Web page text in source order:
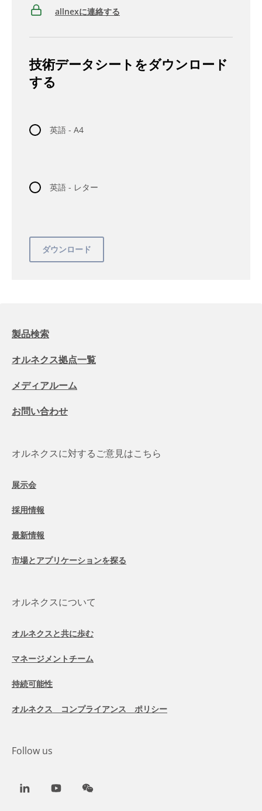
allnexに連絡する
技術データシートをダウンロード
する
英語 - A4
英語 - レター
製品検索
オルネクス拠点一覧
メディアルーム
お問い合わせ
オルネクスに対するご意見はこちら
展示会
採用情報
最新情報
市場とアプリケーションを探る
オルネクスについて
オルネクスと共に歩む
マネージメントチーム
持続可能性
オルネクス コンプライアンス ポリシー
Follow us
LinkedInYoutubeWeChat